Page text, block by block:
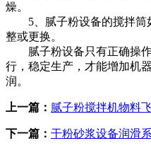
燥。
5、腻子粉设备的搅拌筒
整或更换。
腻子粉设备只有正确操作
行，稳定生产，才能增加机
润。
上一篇： 腻子粉搅拌机物料
下一篇： 干粉砂浆设备润滑